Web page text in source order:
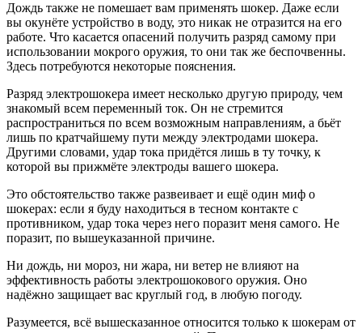
Дождь также не помешает вам применять шокер. Даже если
вы окунёте устройство в воду, это никак не отразится на его
работе. Что касается опасений получить разряд самому при
использовании мокрого оружия, то они так же беспочвенны.
Здесь потребуются некоторые пояснения.
Разряд электрошокера имеет несколько другую природу, чем
знакомый всем переменный ток. Он не стремится
распространиться по всем возможным направлениям, а бьёт
лишь по кратчайшему пути между электродами шокера.
Другими словами, удар тока придётся лишь в ту точку, к
которой вы прижмёте электроды вашего шокера.
Это обстоятельство также развеивает и ещё один миф о
шокерах: если я буду находиться в тесном контакте с
противником, удар тока через него поразит меня самого. Не
поразит, по вышеуказанной причине.
Ни дождь, ни мороз, ни жара, ни ветер не влияют на
эффективность работы электрошокового оружия. Оно
надёжно защищает вас круглый год, в любую погоду.
Разумеется, всё вышесказанное относится только к шокерам от